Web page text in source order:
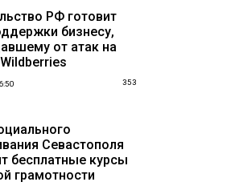
РФ готовит
бизнесу,
от атак на
353
Севастополя
бесплатные курсы
грамотности